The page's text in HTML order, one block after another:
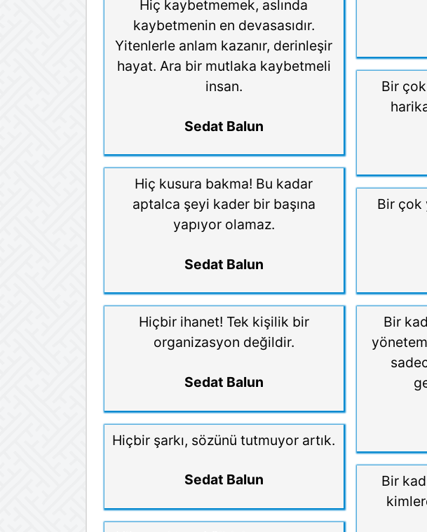
Hiç kaybetmemek, aslında
kaybetmenin en devasasıdır.
Yitenlerle anlam kazanır, derinleşir
hayat. Ara bir mutlaka kaybetmeli
insan.
Sedat Balun
Hiç kusura bakma! Bu kadar
aptalca şeyi kader bir başına
yapıyor olamaz.
Sedat Balun
Hiçbir ihanet! Tek kişilik bir
organizasyon değildir.
Sedat Balun
Hiçbir şarkı, sözünü tutmuyor artık.
Sedat Balun
Bir
Bir çok
Bir
Bir